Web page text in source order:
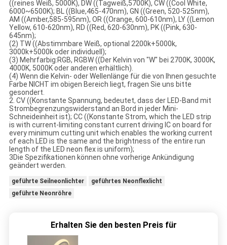
((reines Weiß, 5000K), DW ((Tagweiß,5700K), CW ((Cool White,
6000~6500K); BL ((Blue,465-470nm), GN ((Green, 520-525nm),
AM ((Amber,585-595nm), OR ((Orange, 600-610nm), LY ((Lemon
Yellow, 610-620nm), RD ((Red, 620-630nm), PK ((Pink, 630-
645nm);
(2) TW ((Abstimmbare Weiß, optional 2200k+5000k,
3000k+5000k oder individuell);
(3) Mehrfarbig:RGB, RGBW ((Der Kelvin von "W" bei 2700K, 3000K,
4000K, 5000K oder anderen erhältlich).
(4) Wenn die Kelvin- oder Wellenlänge für die von Ihnen gesuchte
Farbe NICHT im obigen Bereich liegt, fragen Sie uns bitte
gesondert.
2. CV ((Konstante Spannung, bedeutet, dass der LED-Band mit
Strombegrenzungswiderstand an Bord in jeder Mini-
Schneideinheit ist); CC ((Konstante Strom, which the LED strip
is with current-limiting constant current driving IC on board for
every minimum cutting unit which enables the working current
of each LED is the same and the brightness of the entire run
length of the LED neon flex is uniform);
3Die Spezifikationen können ohne vorherige Ankündigung
geändert werden.
geführte Seilneonlichter
geführtes Neonflexlicht
geführte Neonröhre
Erhalten Sie den besten Preis für